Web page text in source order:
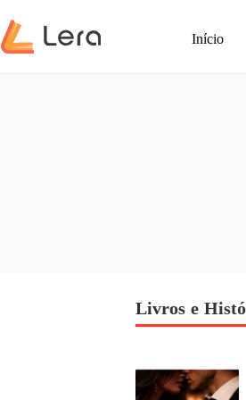
Início
Livros e